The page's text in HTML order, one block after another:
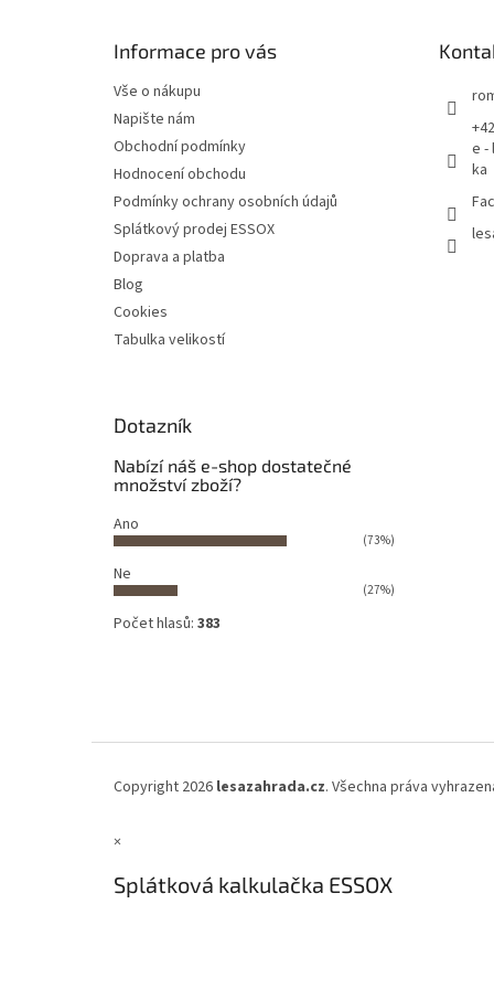
Informace pro vás
Vše o nákupu
Napište nám
Obchodní podmínky
Hodnocení obchodu
Podmínky ochrany osobních údajů
Splátkový prodej ESSOX
Doprava a platba
Blog
Cookies
Tabulka velikostí
e -
ka
Dotazník
Nabízí náš e-shop dostatečné
množství zboží?
Ano
(73%)
Ne
(27%)
Počet hlasů: 383
Copyright 2026 lesazahrada.cz. Všechna práva
×
Splátková kalkulačka ESSOX